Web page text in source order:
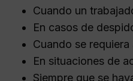
Cuando un
En casos de
Cuando se
En situaciones de
Siempre que se